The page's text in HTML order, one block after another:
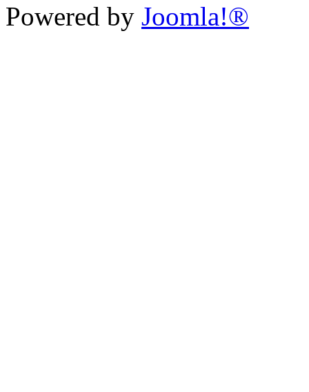
Powered by Joomla!®